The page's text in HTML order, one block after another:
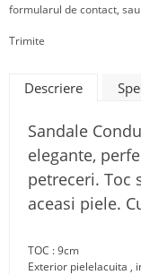
formularul de contact,
Trimite
Descriere
Sandale
elegante,
petreceri. Toc
aceasi piele.
TOC : 9cm
Exterior pielelacuita ,